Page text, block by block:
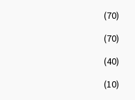
(70)
(70)
(40)
(10)